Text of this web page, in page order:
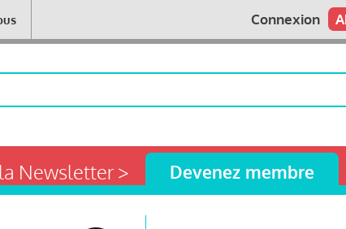
Connexion
la Newsletter > Devenez membre